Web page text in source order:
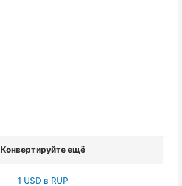
Конвертируйте ещё
1 USD в RUP